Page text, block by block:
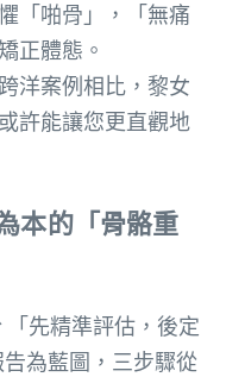
「啪骨」，「無痛
正體態。
洋案例相比，黎女
許能讓您更直觀地
本的「骨骼重
「先精準評估，後定
為藍圖，三步驟從